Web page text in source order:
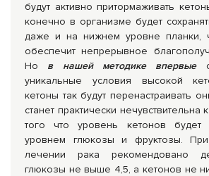
будут активно притормаживать
конечно в организме будет
даже и на нижнем уровне планки,
обеспечит непрерывное
Но в нашей методике впервые
уникальные условия высокой
кетоны так будут перенастраивать
станет практически нечувствительна
того что уровень кетонов будет
уровнем глюкозы и фруктозы.
лечении рака рекомендовано
глюкозы не выше 4,5, а кетонов не